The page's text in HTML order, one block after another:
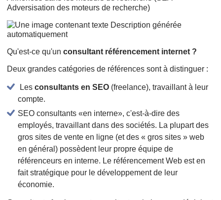
Adversisation des moteurs de recherche)
Qu'est-ce qu'unconsultant référencement internet ?
Deux grandes catégories de références sont à distinguer :
Lesconsultants en SEO (freelance), travaillant à leur
compte.
SEO consultants «en interne», c'est-à-dire des
employés, travaillant dans des sociétés. La plupart des
gros sites de vente en ligne (et des « gros sites » web
en général) possèdent leur propre équipe de
référenceurs en interne. Le référencement Web est en
fait stratégique pour le développement de leur
économie.